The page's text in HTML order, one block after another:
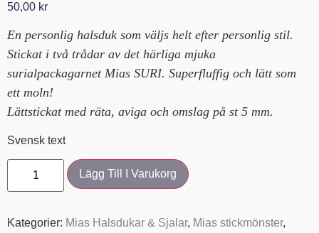
50,00 kr
En personlig halsduk som väljs helt efter personlig stil.
Stickat i två trådar av det härliga mjuka
surialpackagarnet Mias SURI. Superfluffig och lätt som
ett moln!
Lättstickat med räta, aviga och omslag på st 5 mm.
Svensk text
Lägg Till I Varukorg
Kategorier: Mias Halsdukar & Sjalar, Mias stickmönster,